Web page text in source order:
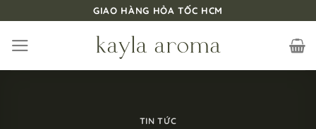
nội
dung
GIAO HÀNG HỎA TỐC HCM
TIN TỨC